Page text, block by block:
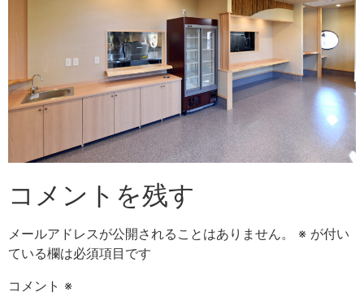
コメントを残す
メールアドレスが公開されることはありません。 ※ が付い
ている欄は必須項目です
コメント ※